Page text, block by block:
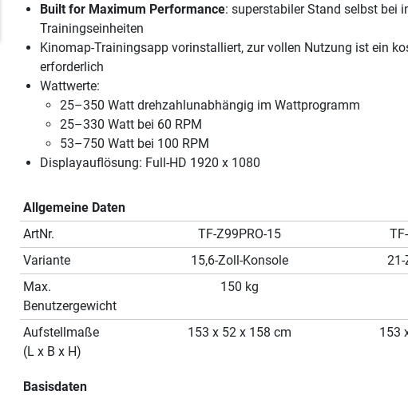
Built for Maximum Performance: superstabiler Stand selbst bei
Trainingseinheiten
Kinomap-Trainingsapp vorinstalliert, zur vollen Nutzung ist ein
erforderlich
Wattwerte:
25–350 Watt drehzahlunabhängig im Wattprogramm
25–330 Watt bei 60 RPM
53–750 Watt bei 100 RPM
Displayauflösung: Full-HD 1920 x 1080
Allgemeine Daten
ArtNr.
TF-Z99PRO-15
Variante
15,6-Zoll-Konsole
Max.
Benutzergewicht
150 kg
Aufstellmaße
(L x B x H)
153 x 52 x 158 cm 153
Basisdaten